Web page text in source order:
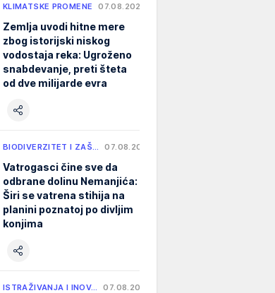
KLIMATSKE PROMENE 07.08.2026.
Zemlja uvodi hitne mere
zbog istorijski niskog
vodostaja reka: Ugroženo
snabdevanje, preti šteta
od dve milijarde evra
BIODIVERZITET I ZAŠ… 07.08.2026.
Vatrogasci čine sve da
odbrane dolinu Nemanjića:
Širi se vatrena stihija na
planini poznatoj po divljim
konjima
ISTRAŽIVANJA I INOV… 07.08.2026.